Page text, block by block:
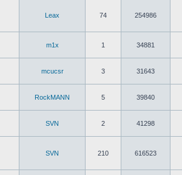
Leax 74 254986
m1x 1 34881
mcucsr 3 31643
RockMANN 5 39840
SVN 2 41298
SVN 210 616523